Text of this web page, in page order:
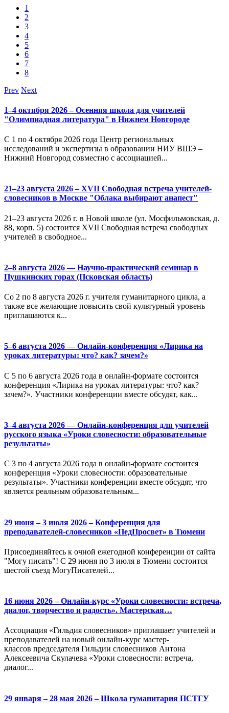
1
2
3
4
5
6
7
8
Prev Next
1–4 октября 2026 – Осенняя школа для учителей
"Олимпиадная литература" в Нижнем Новгороде
С 1 по 4 октября 2026 года Центр региональных
исследований и экспертизы в образовании НИУ ВШЭ –
Нижний Новгород совместно с ассоциацией...
21–23 августа 2026 – XVII Свободная встреча учителей-
словесников в Москве "Облака выбирают анапест"
21–23 августа 2026 г. в Новой школе (ул. Мосфильмовская, д.
88, корп. 5) состоится XVII Свободная встреча свободных
учителей в свободное...
2–8 августа 2026 — Научно-практический семинар в
Пушкинских горах (Псковская область)
Со 2 по 8 августа 2026 г. учителя гуманитарного цикла, а
также все желающие повысить свой культурный уровень
приглашаются к...
5–6 августа 2026 — Онлайн-конференция «Лирика на
уроках литературы: что? как? зачем?»
С 5 по 6 августа 2026 года в онлайн-формате состоится
конференция «Лирика на уроках литературы: что? как?
зачем?». Участники конференции вместе обсудят, как...
3–4 августа 2026 — Онлайн-конференция для учителей
русского языка «Уроки словесности: образовательные
результаты»
С 3 по 4 августа 2026 года в онлайн-формате состоится
конференция «Уроки словесности: образовательные
результаты». Участники конференции вместе обсудят, что
является реальным образовательным...
29 июня – 3 июля 2026 – Конференция для
преподавателей-словесников «ПедПросвет» в Тюмени
Присоединяйтесь к очной ежегодной конференции от сайта
"Могу писать"! С 29 июня по 3 июля в Тюмени состоится
шестой съезд МогуПисателей...
16 июня 2026 – Онлайн-курс «Уроки словесности: встреча,
диалог, творчество и радость». Мастерская…
Ассоциация «Гильдия словесников» приглашает учителей и
преподавателей на новый онлайн-курс мастер-
классов председателя Гильдии словесников Антона
Алексеевича Скулачева «Уроки словесности: встреча,
диалог...
29 января – 28 мая 2026 – Школа гуманитария ПСТГУ